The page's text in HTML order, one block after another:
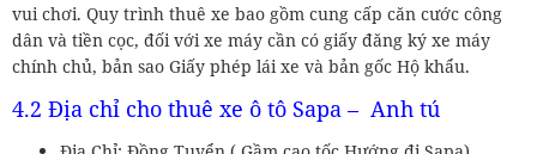
vui chơi. Quy trình thuê xe bao gồm cung cấp căn cước công
dân và tiền cọc, đối với xe máy cần có giấy đăng ký xe máy
chính chủ, bản sao Giấy phép lái xe và bản gốc Hộ khẩu.
4.2 Địa chỉ cho thuê xe ô tô Sapa – Anh tú